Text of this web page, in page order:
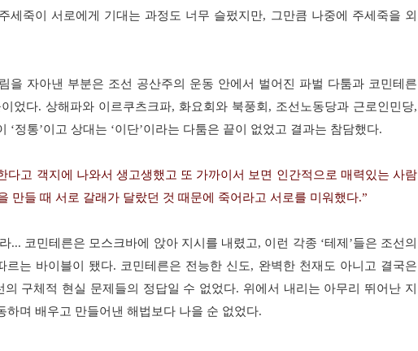
세죽이 서로에게 기대는 과정도 너무 슬펐지만, 그만큼 나중에 주세죽을 외
을 자아낸 부분은 조선 공산주의 운동 안에서 벌어진 파벌 다툼과 코민테른
었다. 상해파와 이르쿠츠크파, 화요회와 북풍회 , 조선노동당과 근로인민당,
‘정통’이고 상대는 ‘이단’이라는 다툼은 끝이 없었고 결과는 참담했다.
다고 객지에 나와서 생고생했고 또 가까이서 보면 인간적으로 매력있는 사람
만들 때 서로 갈래가 달랐던 것 때문에 죽어라고 서로를 미워했다.”
... 코민테른은 모스크바에 앉아 지시를 내렸고, 이런 각종 ‘테제 ’들은 조선의
르는 바이블이 됐다. 코민테른은 전능한 신도, 완벽한 천재도 아니고 결국은
의 구체적 현실 문제들의 정답일 수 없었다. 위에서 내리는 아무리 뛰어난 지
하며 배우고 만들어낸 해법보다 나을 순 없었다.